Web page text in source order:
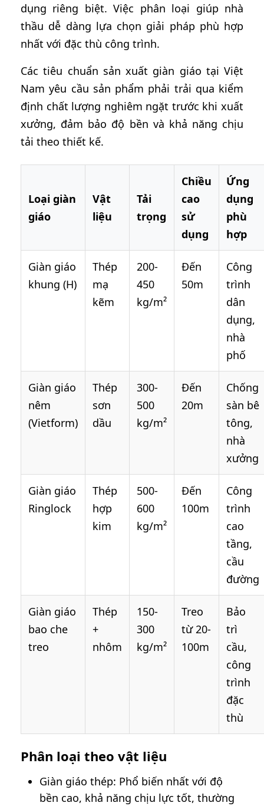
dụng riêng biệt. Việc phân loại giúp nhà
thầu dễ dàng lựa chọn giải pháp phù hợp
nhất với đặc thù công trình.
Các tiêu chuẩn sản xuất giàn giáo tại Việt
Nam yêu cầu sản phẩm phải trải qua kiểm
định chất lượng nghiêm ngặt trước khi xuất
xưởng, đảm bảo độ bền và khả năng chịu
tải theo thiết kế.
Loại giàn
giáo
Vật
liệu
Tải
trọng
Chiều
cao
sử
dụng
Ứng
dụng
phù
hợp
Giàn giáo
khung (H)
Thép
mạ
kẽm
200-
450
kg/m²
Đến
50m
Công
trình
dân
dụng,
nhà
phố
Giàn giáo
nêm
(Vietform)
Thép
sơn
dầu
300-
500
kg/m²
Đến
20m
Chống
sàn bê
tông,
nhà
xưởng
Giàn giáo
Ringlock
Thép
hợp
kim
500-
600
kg/m²
Đến
100m
Công
trình
cao
tầng,
cầu
đường
Giàn giáo
bao che
treo
Thép
+
nhôm
150-
300
kg/m²
Treo
từ 20-
100m
Bảo
trì
cầu,
công
trình
đặc
thù
Phân loại theo vật liệu
Giàn giáo thép: Phổ biến nhất với độ
bền cao, khả năng chịu lực tốt, thường